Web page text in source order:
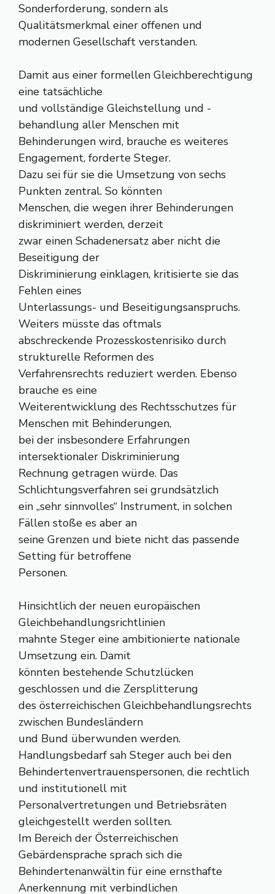
Sonderforderung, sondern als
Qualitätsmerkmal einer offenen und
modernen Gesellschaft verstanden.
Damit aus einer formellen Gleichberechtigung
eine tatsächliche
und vollständige Gleichstellung und -
behandlung aller Menschen mit
Behinderungen wird, brauche es weiteres
Engagement, forderte Steger.
Dazu sei für sie die Umsetzung von sechs
Punkten zentral. So könnten
Menschen, die wegen ihrer Behinderungen
diskriminiert werden, derzeit
zwar einen Schadenersatz aber nicht die
Beseitigung der
Diskriminierung einklagen, kritisierte sie das
Fehlen eines
Unterlassungs- und Beseitigungsanspruchs.
Weiters müsste das oftmals
abschreckende Prozesskostenrisiko durch
strukturelle Reformen des
Verfahrensrechts reduziert werden. Ebenso
brauche es eine
Weiterentwicklung des Rechtsschutzes für
Menschen mit Behinderungen,
bei der insbesondere Erfahrungen
intersektionaler Diskriminierung
Rechnung getragen würde. Das
Schlichtungsverfahren sei grundsätzlich
ein „sehr sinnvolles“ Instrument, in solchen
Fällen stoße es aber an
seine Grenzen und biete nicht das passende
Setting für betroffene
Personen.
Hinsichtlich der neuen europäischen
Gleichbehandlungsrichtlinien
mahnte Steger eine ambitionierte nationale
Umsetzung ein. Damit
könnten bestehende Schutzlücken
geschlossen und die Zersplitterung
des österreichischen Gleichbehandlungsrechts
zwischen Bundesländern
und Bund überwunden werden.
Handlungsbedarf sah Steger auch bei den
Behindertenvertrauenspersonen, die rechtlich
und institutionell mit
Personalvertretungen und Betriebsräten
gleichgestellt werden sollten.
Im Bereich der Österreichischen
Gebärdensprache sprach sich die
Behindertenanwältin für eine ernsthafte
Anerkennung mit verbindlichen